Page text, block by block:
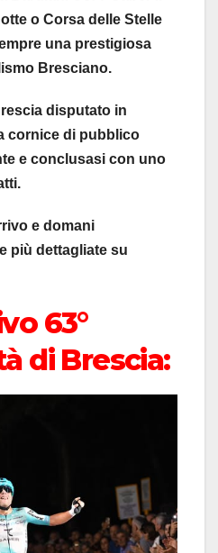
o Corsa delle Stelle
una prestigiosa
Bresciano.
disputato in
cornice di pubblico
e conclusasi con uno
e domani
più dettagliate su
63°
di Brescia: